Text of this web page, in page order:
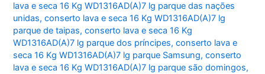
lava e seca 16 Kg WD1316AD(A)7 lg parque das nações
unidas,conserto lava e seca 16 Kg WD1316AD(A)7 lg
parque de taipas,conserto lava e seca 16 Kg
WD1316AD(A)7 lg parque dos príncipes,conserto lava e
seca 16 Kg WD1316AD(A)7 lg parque Samsung,conserto
lava e seca 16 Kg WD1316AD(A)7 lg parque são domingos,